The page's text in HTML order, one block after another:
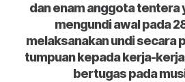
dan enam anggota tentera
mengundi awal pada
melaksanakan undi secara
tumpuan kepada kerja-
bertugas pada